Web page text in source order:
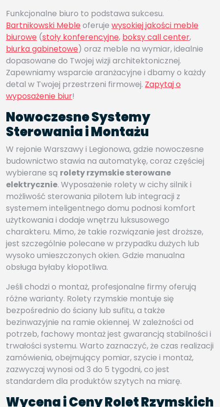
Funkcjonalne biuro to podstawa sukcesu.
Bartnikowski Meble oferuje wysokiej jakości meble
biurowe (stoły konferencyjne, boksy call center,
biurka gabinetowe) oraz meble na wymiar, idealnie
dopasowane do Twojej wizji architektonicznej.
Zapewniamy wsparcie aranżacyjne i dbamy o każdy
detal w Twojej przestrzeni firmowej. Zapytaj o
wyposażenie biur!
Nowoczesne Systemy
Sterowania i Montażu
W rejonie Warszawy i Legionowa, gdzie nowoczesne
budownictwo stawia na automatykę, coraz częściej
wybierane są rolety rzymskie sterowane
elektrycznie. Wyposażenie rolety w cichy silnik i
możliwość sterowania pilotem lub integracji z
systemem inteligentnego domu podnosi komfort
użytkowania i dodaje wnętrzu luksusowego
charakteru. Mimo, że takie rozwiązanie jest droższe,
jest szczególnie polecane w przypadku dużych lub
wysoko umieszczonych okien. Gdzie manualna
obsługa byłaby kłopotliwa.
Jeśli chodzi o montaż, profesjonalne firmy oferują
różne warianty. Rolety rzymskie montuje się
bezpośrednio do ściany lub sufitu, a także
bezinwazyjnie na ramie okiennej. W zależności od
potrzeb, fachowy montaż jest gwarancją stabilności i
trwałości systemu. Warto zaznaczyć, że czas realizacji
zamówienia, obejmujący pomiar, szycie i montaż,
zazwyczaj wynosi od 3 do 5 tygodni, co jest
standardem dla produktów szytych na miarę.
Wycena i Ceny Rolet Rzymskich